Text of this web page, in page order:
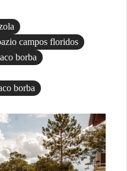
campos floridos
borba
borba